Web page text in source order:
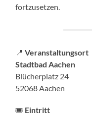
fortzusetzen.
📍Veranstaltungsort
Stadtbad Aachen
Blücherplatz 24
52068 Aachen
🎟️ Eintritt